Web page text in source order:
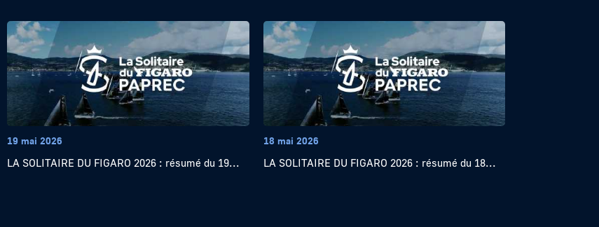
19 mai 2026
LA SOLITAIRE DU FIGARO 2026 : résumé du 19...
18 mai 2026
LA SOLITAIRE DU FIGARO 2026 : résumé du 18...